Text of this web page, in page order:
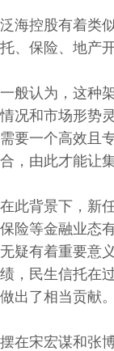
泛海控股有着类
托、保险、地产
一般认为，这种
情况和市场形势
需要一个高效且
合，由此才能让
在此背景下，新
保险等金融业态
无疑有着重要意
绩，民生信托在
做出了相当贡献。
摆在宋宏谋和张